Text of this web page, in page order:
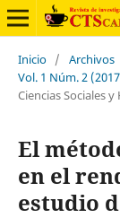
Inicio / Archivos
Vol. 1 Núm. 2
Ciencias Sociales
El
en el
estudio